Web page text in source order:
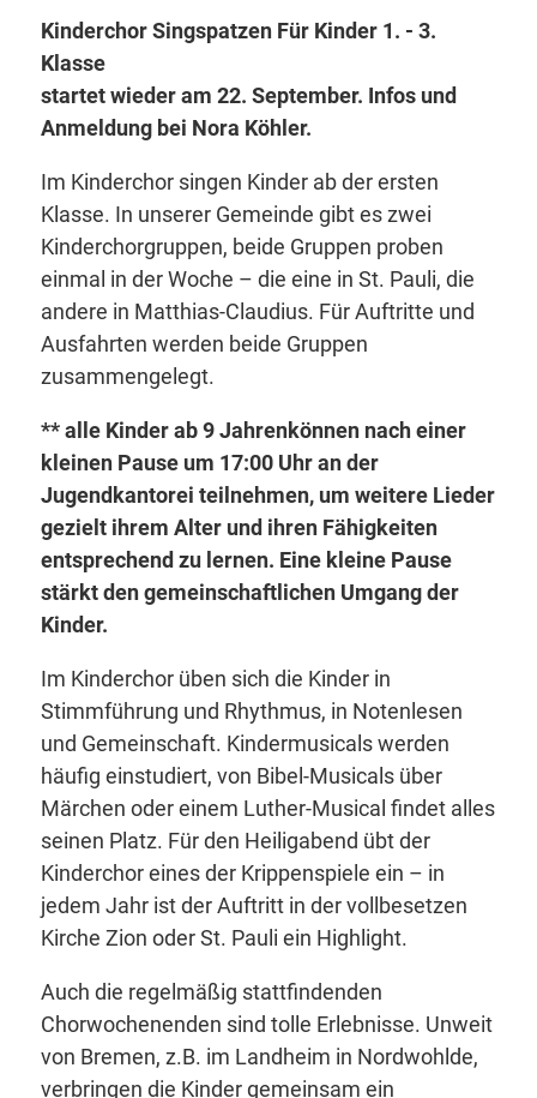
Kinderchor Singspatzen Für Kinder 1. - 3.
Klasse
startet wieder am 22. September. Infos und
Anmeldung bei Nora Köhler.
Im Kinderchor singen Kinder ab der ersten
Klasse. In unserer Gemeinde gibt es zwei
Kinderchorgruppen, beide Gruppen proben
einmal in der Woche – die eine in St. Pauli, die
andere in Matthias-Claudius. Für Auftritte und
Ausfahrten werden beide Gruppen
zusammengelegt.
** alle Kinder ab 9 Jahrenkönnen nach einer
kleinen Pause um 17:00 Uhr an der
Jugendkantorei teilnehmen, um weitere Lieder
gezielt ihrem Alter und ihren Fähigkeiten
entsprechend zu lernen. Eine kleine Pause
stärkt den gemeinschaftlichen Umgang der
Kinder.
Im Kinderchor üben sich die Kinder in
Stimmführung und Rhythmus, in Notenlesen
und Gemeinschaft. Kindermusicals werden
häufig einstudiert, von Bibel-Musicals über
Märchen oder einem Luther-Musical findet alles
seinen Platz. Für den Heiligabend übt der
Kinderchor eines der Krippenspiele ein – in
jedem Jahr ist der Auftritt in der vollbesetzen
Kirche Zion oder St. Pauli ein Highlight.
Auch die regelmäßig stattfindenden
Chorwochenenden sind tolle Erlebnisse. Unweit
von Bremen, z.B. im Landheim in Nordwohlde,
verbringen die Kinder gemeinsam ein